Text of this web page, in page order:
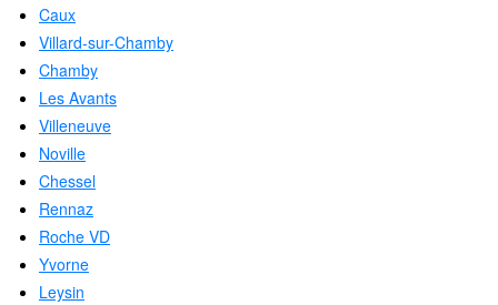
Caux
Villard-sur-Chamby
Chamby
Les Avants
Villeneuve
Noville
Chessel
Rennaz
Roche VD
Yvorne
Leysin